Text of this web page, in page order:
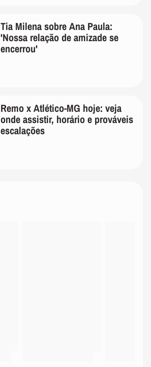
Tia Milena sobre Ana Paula:
'Nossa relação de amizade se
encerrou'
Remo x Atlético-MG hoje: veja
onde assistir, horário e prováveis
escalações